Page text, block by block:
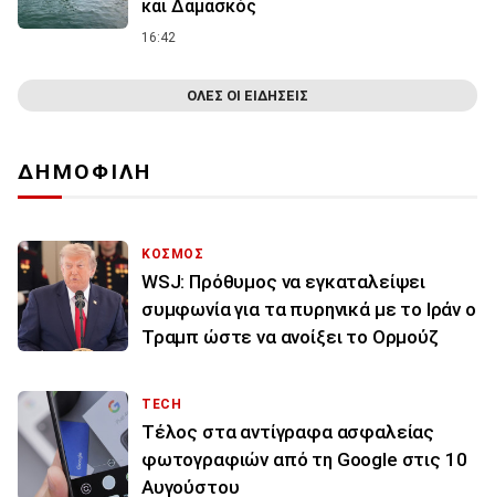
και Δαμασκός
16:42
ΟΛΕΣ ΟΙ ΕΙΔΗΣΕΙΣ
ΔΗΜΟΦΙΛΗ
ΚΟΣΜΟΣ
WSJ: Πρόθυμος να εγκαταλείψει
συμφωνία για τα πυρηνικά με το Ιράν ο
Τραμπ ώστε να ανοίξει το Ορμούζ
TECH
Τέλος στα αντίγραφα ασφαλείας
φωτογραφιών από τη Google στις 10
Αυγούστου